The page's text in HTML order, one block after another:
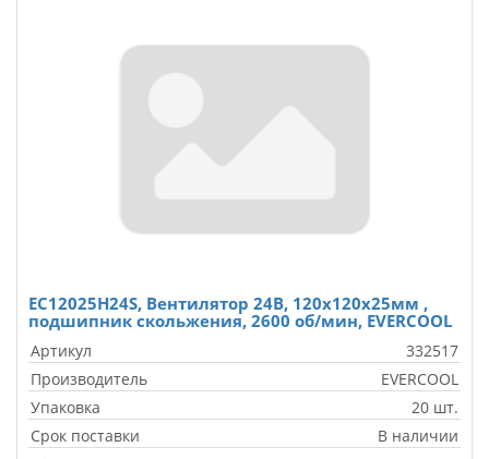
EC12025H24S, Вентилятор 24В, 120х120х25мм ,
подшипник скольжения, 2600 об/мин, EVERCOOL
Артикул
332517
Производитель
EVERCOOL
Упаковка
20 шт.
Срок поставки
В наличии